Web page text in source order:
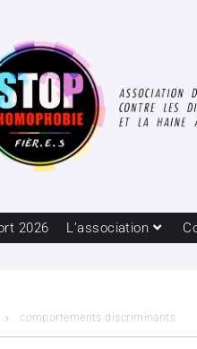
2026 L’association
comportements discriminants